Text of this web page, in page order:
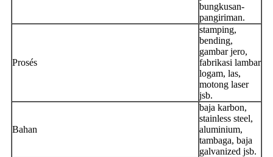
bungkusan-
pangiriman.
Prosés
stamping,
bending,
gambar jero,
fabrikasi lambar
logam, las,
motong laser
jsb.
Bahan
baja karbon,
stainless steel,
aluminium,
tambaga, baja
galvanized jsb.